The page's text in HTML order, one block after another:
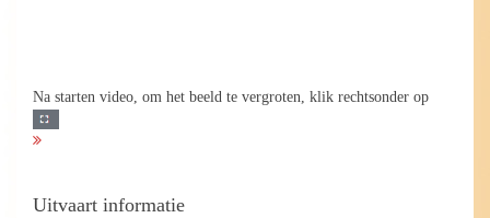
Na starten video, om het beeld te vergroten, klik rechtsonder op
Uitvaart informatie